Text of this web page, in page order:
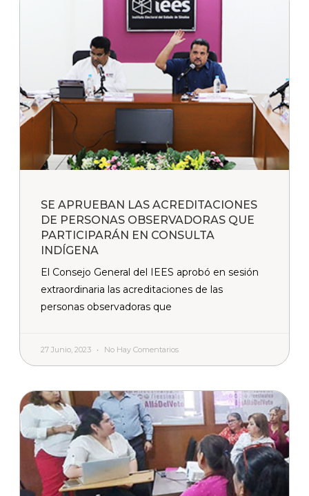
SE APRUEBAN LAS ACREDITACIONES
DE PERSONAS OBSERVADORAS QUE
PARTICIPARÁN EN CONSULTA
INDÍGENA
El Consejo General del IEES aprobó en sesión
extraordinaria las acreditaciones de las
personas observadoras que
27 Junio, 2023 No Hay Comentarios